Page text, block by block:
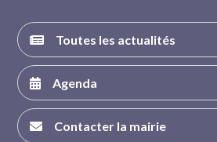
Toutes les actualités
Agenda
Contacter la mairie